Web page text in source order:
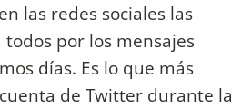
las redes sociales las
por los mensajes
días. Es lo que más
de Twitter durante la